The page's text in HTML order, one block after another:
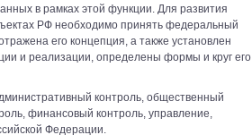
в рамках этой функции. Для развития
РФ необходимо принять федеральный
его концепция, а также установлен
и реализации, определены формы и круг его
контроль, общественный
финансовый контроль, управление,
Федерации.